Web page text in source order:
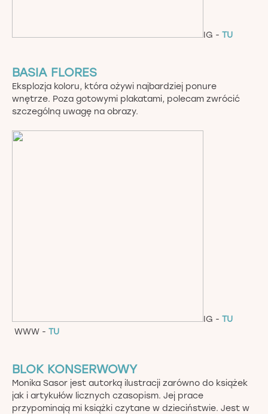
IG - TU
BASIA FLORES
Eksplozja koloru, która ożywi najbardziej ponure
wnętrze. Poza gotowymi plakatami, polecam zwrócić
szczególną uwagę na obrazy.
IG - TU
WWW - TU
BLOK KONSERWOWY
Monika Sasor jest autorką ilustracji zarówno do książek
jak i artykułów licznych czasopism. Jej prace
przypominają mi książki czytane w dzieciństwie. Jest w